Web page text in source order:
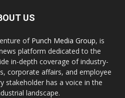
US
of Punch Media Group, is
platform dedicated to the
in-depth coverage of industry-
corporate affairs, and employee
stakeholder has a voice in the
landscape.